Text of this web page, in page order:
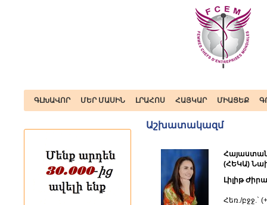
ԳԼԽԱՎՈՐ ՄԵՐ ՄԱՍԻՆ ԼՐԱՀՈՍ ՀԱՅԿԱՐ ՄԻԱՑԵՔ
Աշխատակազմ
(ՀԵԿԱ)
Լիլիթ
Հեռ./բջջ.`